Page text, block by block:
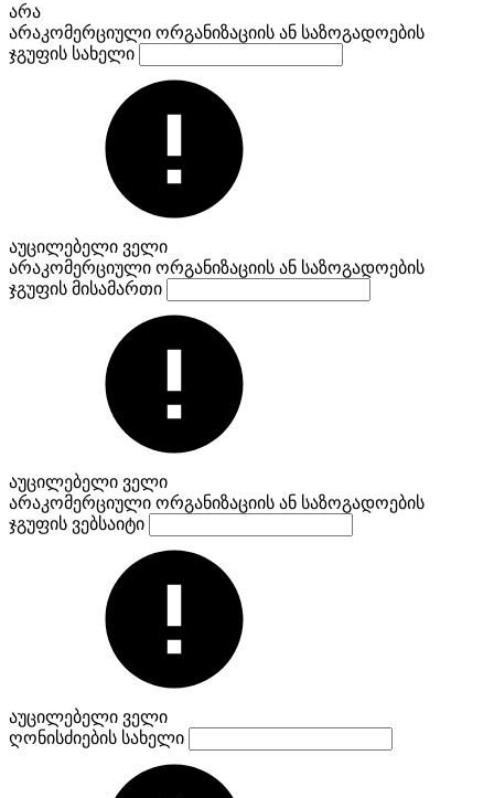
არა
არაკომერციული ორგანიზაციის ან საზოგადოების
ჯგუფის სახელი
აუცილებელი ველი
არაკომერციული ორგანიზაციის ან საზოგადოების
ჯგუფის მისამართი
აუცილებელი ველი
არაკომერციული ორგანიზაციის ან საზოგადოების
ჯგუფის ვებსაიტი
აუცილებელი ველი
ღონისძიების სახელი